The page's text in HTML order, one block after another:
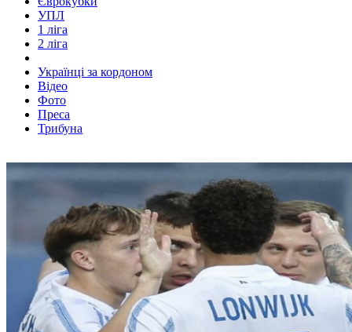
УПЛ
1 ліга
2 ліга
Українці за кордоном
Відео
Фото
Преса
Трибуна